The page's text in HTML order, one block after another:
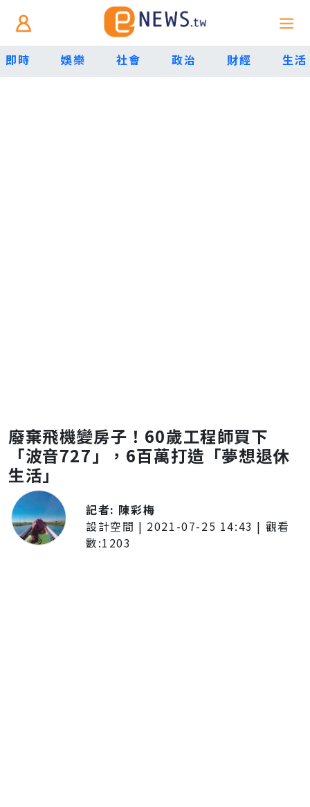
即時 娛樂 社會 政治 財經 生活
廢棄飛機變房子！60歲工程師買下
「波音727」，6百萬打造「夢想退休
生活」
記者: 陳彩梅
設計空間 | 2021-07-25 14:43 | 觀看
數:1203